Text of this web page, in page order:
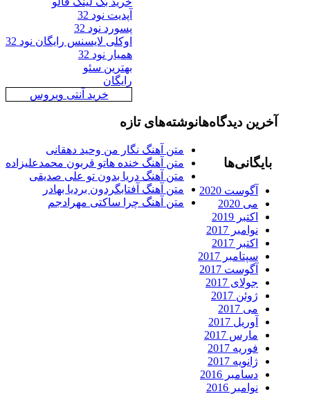
آپدیت نود 32
پسورد نود 32
اوکلی لایسنس رایگان نود 32
همیار نود 32
بهترین سئو
رایگان
خرید آنتی ویروس
نوشته‌های تازه
متن آهنگ نگار من وحید دهقانی
متن آهنگ خنده هاتو قربون محمدعلیزاده
متن آهنگ دریا بدون تو علی صدیقی
متن آهنگ آفتابگردون بردیا بهادر
متن آهنگ چرا ساکتی مهرادجم
آخرین دیدگاه‌ها
بایگانی‌ها
آگوست 2020
می 2020
اکتبر 2019
نوامبر 2017
اکتبر 2017
سپتامبر 2017
آگوست 2017
جولای 2017
ژوئن 2017
می 2017
آوریل 2017
مارس 2017
فوریه 2017
ژانویه 2017
دسامبر 2016
نوامبر 2016